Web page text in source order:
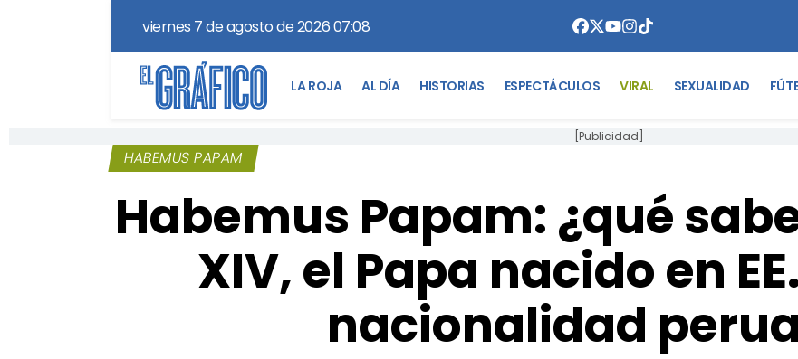
viernes 7 de agosto de 2026 07:08
LA ROJA AL DÍA HISTORIAS ESPECTÁCULOS VIRAL SEXUALIDAD
[Publicidad]
HABEMUS PAPAM
Habemus Papam: ¿qué
XIV, el Papa nacido en
nacionalidad